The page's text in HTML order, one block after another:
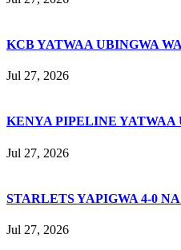
KCB YATWAA UBINGWA
Jul 27, 2026
KENYA PIPELINE YATWAA
Jul 27, 2026
STARLETS YAPIGWA 4-0
Jul 27, 2026